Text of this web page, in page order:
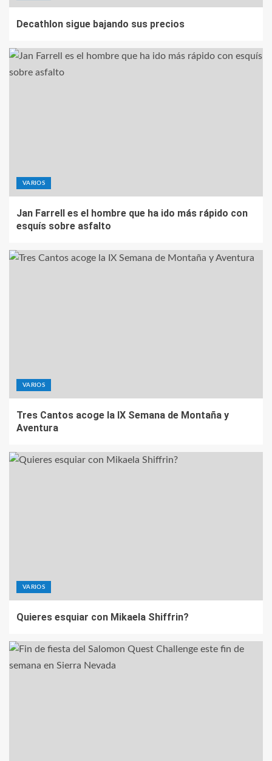
Decathlon sigue bajando sus precios
VARIOS
Jan Farrell es el hombre que ha ido más rápido con
esquís sobre asfalto
VARIOS
Tres Cantos acoge la IX Semana de Montaña y
Aventura
VARIOS
Quieres esquiar con Mikaela Shiffrin?